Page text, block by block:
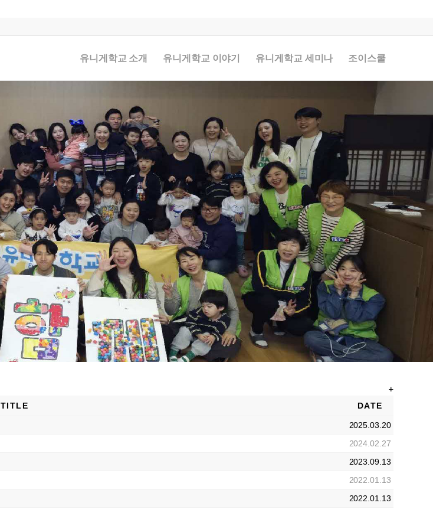
유니게학교 소개 유니게학교 이야기 유니게학교 세미나 조이스쿨
TITLE DATE
2025.03.20
2024.02.27
2023.09.13
2022.01.13
2022.01.13